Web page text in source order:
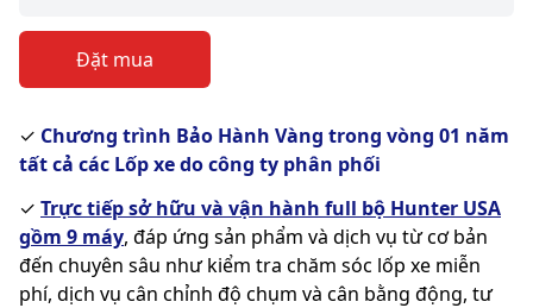
Đặt mua
✓ Chương trình Bảo Hành Vàng trong vòng 01 năm
tất cả các Lốp xe do công ty phân phối
✓ Trực tiếp sở hữu và vận hành full bộ Hunter USA
gồm 9 máy, đáp ứng sản phẩm và dịch vụ từ cơ bản
đến chuyên sâu như kiểm tra chăm sóc lốp xe miễn
phí, dịch vụ cân chỉnh độ chụm và cân bằng động, tư